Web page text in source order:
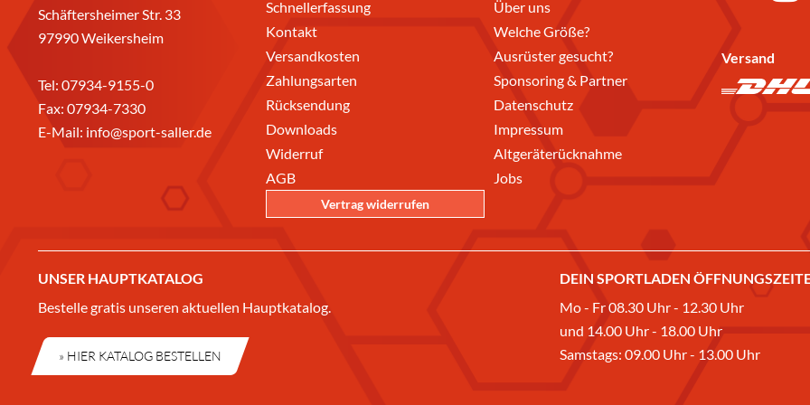
Schäftersheimer Str. 33
97990 Weikersheim
Tel: 07934-9155-0
Fax: 07934-7330
E-Mail: info@sport-saller.de
Schnellerfassung
Kontakt
Versandkosten
Zahlungsarten
Rücksendung
Downloads
Widerruf
AGB
Vertrag widerrufen
Über uns
Welche Größe?
Ausrüster gesucht?
Sponsoring & Partner
Datenschutz
Impressum
Altgeräterücknahme
Jobs
Versand
UNSER HAUPTKATALOG
Bestelle gratis unseren aktuellen Hauptkatalog.
» HIER KATALOG BESTELLEN
DEIN SPORTLADEN
Mo - Fr 08.30 Uhr - 12.30 Uhr
und 14.00 Uhr - 18.00 Uhr
Samstags: 09.00 Uhr - 13.00 Uhr